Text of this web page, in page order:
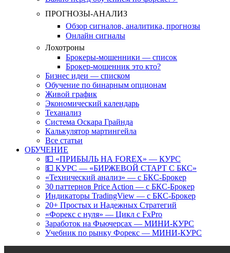
ПРОГНОЗЫ-АНАЛИЗ
Обзор сигналов, аналитика, прогнозы
Онлайн сигналы
Лохотроны
Брокеры-мошенники — список
Брокер-мошенник это кто?
Бизнес идеи — списком
Обучение по бинарным опционам
Живой график
Экономический календарь
Теханализ
Система Оскара Грайнда
Калькулятор мартингейла
Все статьи
ОБУЧЕНИЕ
💵 «ПРИБЫЛЬ НА FOREX» — КУРС
💵 КУРС — «БИРЖЕВОЙ СТАРТ С БКС»
«Технический анализ» — с БКС-Брокер
30 паттернов Price Action — с БКС-Брокер
Индикаторы TradingView — с БКС-Брокер
20+ Простых и Надежных Стратегий
«Форекс с нуля» — Цикл с FxPro
Заработок на Фьючерсах — МИНИ-КУРС
Учебник по рынку Форекс — МИНИ-КУРС